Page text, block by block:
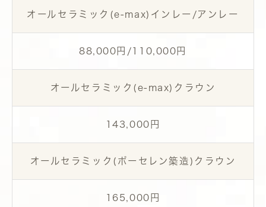
オールセラミック(e-max)インレー/アンレー
88,000円/110,000円
オールセラミック(e-max)クラウン
143,000円
オールセラミック(ポーセレン築造)クラウン
165,000円